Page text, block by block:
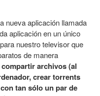
nueva aplicación llamada
aplicación en un único
nuestro televisor que
de manera
compartir archivos (al
crear torrents
tan sólo un par de